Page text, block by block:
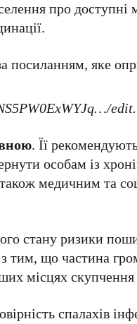
про доступні
яке
. Її
особам із
медичним та
стану ризики
тим, що частина
місцях
спалахів